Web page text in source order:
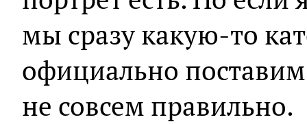
мы сразу какую-то
официально
не совсем правильно.